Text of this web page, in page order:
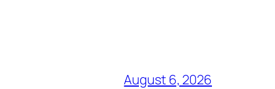
August 6, 2026